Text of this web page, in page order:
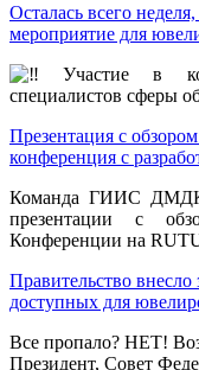
Осталась всего
мероприятие для
Участие в
специалистов сферы
Презентация с
конференция с
Команда ГИИС ДМДК
презентации с
Конференции на
Правительство внесло
доступных для
Все пропало? НЕТ!
Президент, Совет